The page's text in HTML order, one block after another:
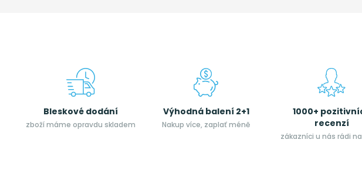
Bleskové dodání
zboží máme opravdu skladem
Výhodná balení 2+1
Nakup více, zaplať méně
1000+
recenzí
zákazníci u nás rádi